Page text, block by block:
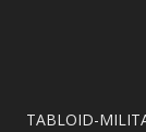
TABLOID-